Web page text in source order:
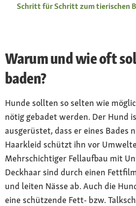
Schritt für Schritt zum tierischen
Warum und wie oft
baden?
Hunde sollten so selten wie
nötig gebadet werden. Der Hund
ausgerüstet, dass er eines Bades
Haarkleid schützt ihn vor
Mehrschichtiger Fellaufbau mit
Deckhaar sind durch einen
und leiten Nässe ab. Auch die
eine schützende Fett- bzw.